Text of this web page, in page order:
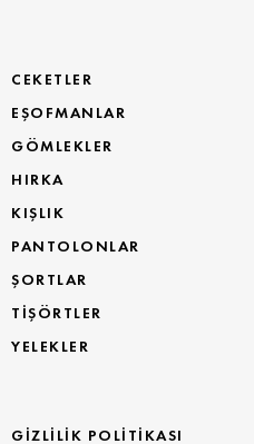
CEKETLER
EŞOFMANLAR
GÖMLEKLER
HIRKA
KIŞLIK
PANTOLONLAR
ŞORTLAR
TİŞÖRTLER
YELEKLER
GIZLILIK POLITIKASI